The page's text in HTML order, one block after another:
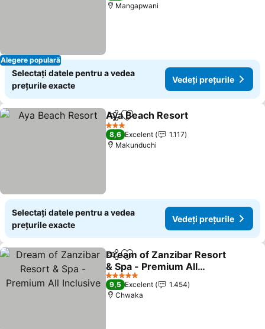
Alegere populară
Mangapwani
Selectați datele pentru a vedea
prețurile exacte
Vedeți prețurile
DistribuițiAdăugaţi la favorite
Aya Beach Resort
3 Stele
8,6 Excelent
1.117
Makunduchi
Selectați datele pentru a vedea
prețurile exacte
Vedeți prețurile
DistribuițiAdăugaţi la favorite
Dream of Zanzibar Resort
& Spa - Premium All
Inclusive
5 Stele
9,5 Excelent
1.454
Chwaka